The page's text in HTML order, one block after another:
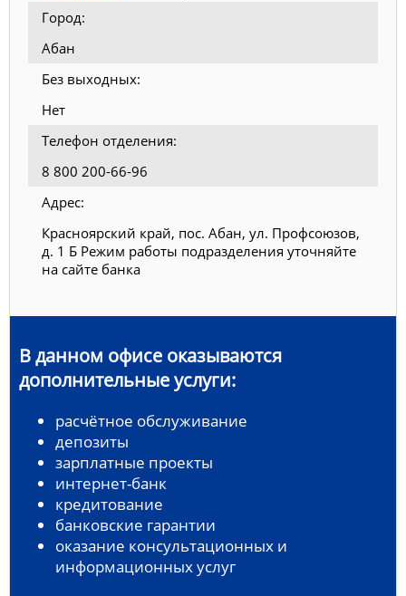
Город:
Абан
Без выходных:
Нет
Телефон отделения:
8 800 200-66-96
Адрес:
Красноярский край, пос. Абан, ул. Профсоюзов,
д. 1 Б Режим работы подразделения уточняйте
на сайте банка
В данном офисе оказываются
дополнительные услуги:
расчётное обслуживание
депозиты
зарплатные проекты
интернет-банк
кредитование
банковские гарантии
оказание консультационных и
информационных услуг